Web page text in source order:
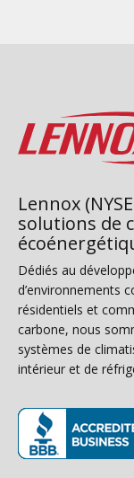
Lennox
solutions de
Dédiés au
d’environnements
résidentiels et
carbone, nous
systèmes de
intérieur et de